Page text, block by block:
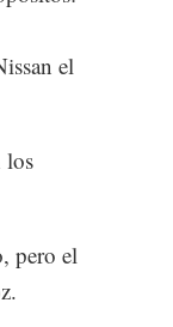
el
los
pero el